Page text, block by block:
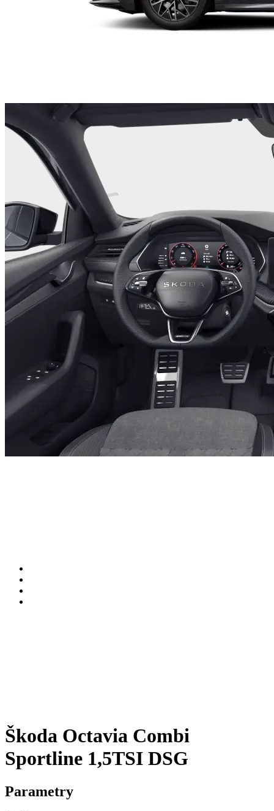
Škoda Octavia Combi
Sportline 1,5TSI DSG
Parametry